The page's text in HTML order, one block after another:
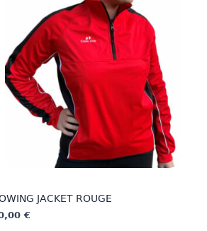
JACKET ROUGE
€